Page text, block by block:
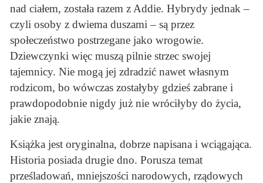
nad ciałem, została razem z Addie. Hybrydy jednak –
czyli osoby z dwiema duszami – są przez
społeczeństwo postrzegane jako wrogowie.
Dziewczynki więc muszą pilnie strzec swojej
tajemnicy. Nie mogą jej zdradzić nawet własnym
rodzicom, bo wówczas zostałyby gdzieś zabrane i
prawdopodobnie nigdy już nie wróciłyby do życia,
jakie znają.
Książka jest oryginalna, dobrze napisana i wciągająca.
Historia posiada drugie dno. Porusza temat
prześladowań, mniejszości narodowych, rządowych